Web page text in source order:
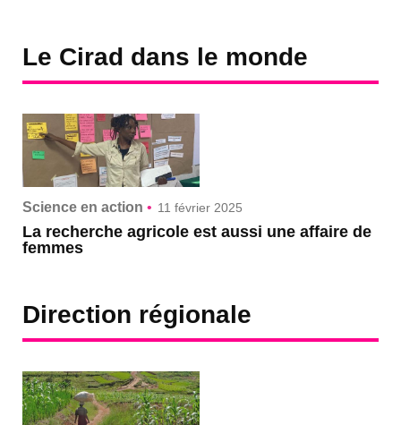
Le Cirad dans le monde
Science en action • 11 février 2025
La recherche agricole est aussi une affaire de
femmes
Direction régionale